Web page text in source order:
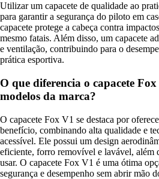
Utilizar um capacete de qualidade ao
para garantir a segurança do piloto em
capacete protege a cabeça contra
mesmo fatais. Além disso, um capacete
e ventilação, contribuindo para o
prática esportiva.
O que diferencia o capacete
modelos da marca?
O capacete Fox V1 se destaca por
benefício, combinando alta qualidade e
acessível. Ele possui um design
eficiente, forro removível e lavável, além
usar. O capacete Fox V1 é uma ótima
segurança e desempenho sem abrir mão